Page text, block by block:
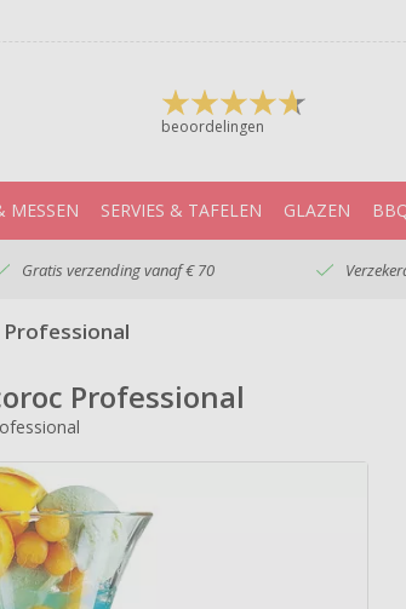
beoordelingen
MESSEN SERVIES & TAFELEN GLAZEN
Gratis verzending vanaf € 70
Professional
Professional